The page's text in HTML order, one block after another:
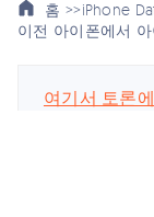
홈 >>iPhone
이전 아이폰에서
여기서 토론